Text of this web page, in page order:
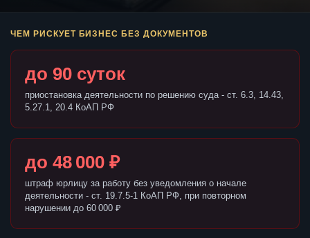
ЧЕМ РИСКУЕТ БИЗНЕС БЕЗ ДОКУМЕНТОВ
до 90 суток
приостановка деятельности по решению суда - ст. 6.3, 14.43,
5.27.1, 20.4 КоАП РФ
до 48 000 ₽
штраф юрлицу за работу без уведомления о начале
деятельности - ст. 19.7.5-1 КоАП РФ, при повторном
нарушении до 60 000 ₽